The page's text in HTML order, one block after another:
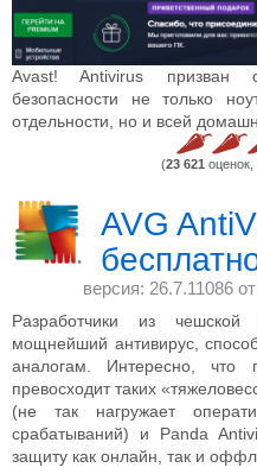
Avast! Antivirus призван
безопасности не только
отдельности, но и всей
(23 621 оценок,
AVG
версия: 26.7.11086 от
Разработчики из чешской
мощнейший антивирус,
аналогам. Интересно,
превосходит таких
(не так нагружает
срабатываний) и Panda
защиту как онлайн, так и